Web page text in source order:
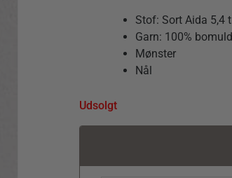
Stof: Sort Aida 5,4
Garn: 100% bomuld
Mønster
Nål
Udsolgt